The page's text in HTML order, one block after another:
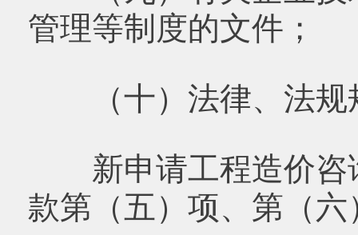
管理等制度的文件；
（十）法律、法规
新申请工程造价咨
款第（五）项、第（